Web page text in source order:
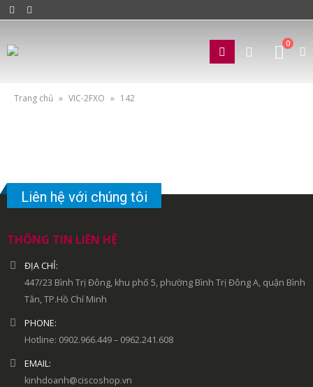
0
Trang chủ » VIC-2FXO » 142
Liên hệ với chúng tôi
THÔNG TIN LIÊN HỆ
ĐỊA CHỈ:
447/23 Bình Trị Đông, khu phố 5, phường Bình Trị Đông A, quận Bình
Tân, TP.Hồ Chí Minh
PHONE:
Hotline: 0902.966.449 – 0962.241.608
EMAIL:
kinhdoanh@ciscoshop.vn